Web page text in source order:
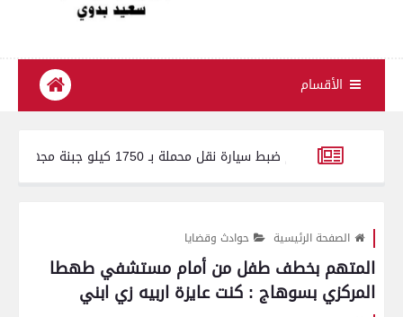
الأقسام
ضبط سيارة نقل محملة بـ 1750 كيلو جبنة مجهولة المصدر وغير صالحة للاستهلاك الآدمي
الصفحة الرئيسية حوادث وقضايا
المتهم بخطف طفل من أمام مستشفي طهطا
المركزي بسوهاج : كنت عايزة اربيه زي ابني